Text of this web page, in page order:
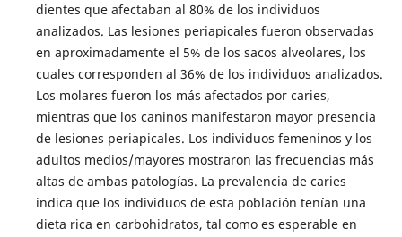
dientes que afectaban al 80% de los individuos
analizados. Las lesiones periapicales fueron observadas
en aproximadamente el 5% de los sacos alveolares, los
cuales corresponden al 36% de los individuos analizados.
Los molares fueron los más afectados por caries,
mientras que los caninos manifestaron mayor presencia
de lesiones periapicales. Los individuos femeninos y los
adultos medios/mayores mostraron las frecuencias más
altas de ambas patologías. La prevalencia de caries
indica que los individuos de esta población tenían una
dieta rica en carbohidratos, tal como es esperable en